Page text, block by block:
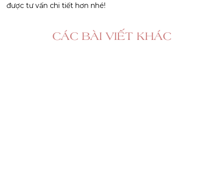
được tư vấn chi tiết hơn nhé!
CÁC BÀI VIẾT KHÁC